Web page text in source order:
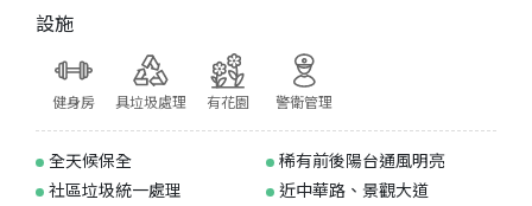
設施
健身房 具垃圾處理 有花園 警衛管理
全天候保全
稀有前後陽台通風明亮
社區垃圾統一處理
近中華路、景觀大道